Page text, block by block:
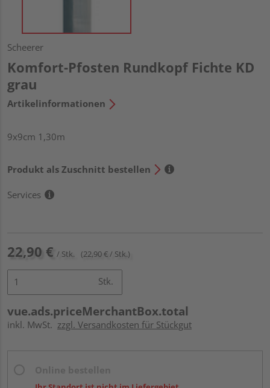
Scheerer
Komfort-Pfosten Rundkopf Fichte KD
grau
Artikelinformationen
9x9cm 1,30m
Produkt als Zuschnitt bestellen
Services
22,90 € / Stk. (22,90 € / Stk.)
Stk.
vue.ads.priceMerchantBox.total
inkl. MwSt. zzgl. Versandkosten für Stückgut